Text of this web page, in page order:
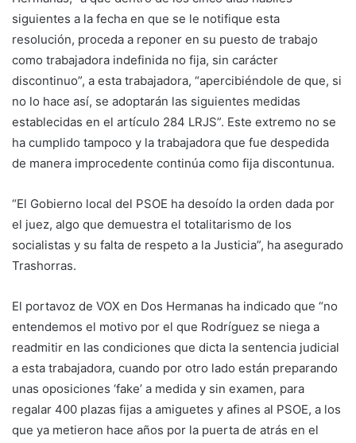
siguientes a la fecha en que se le notifique esta
resolución, proceda a reponer en su puesto de trabajo
como trabajadora indefinida no fija, sin carácter
discontinuo”, a esta trabajadora, “apercibiéndole de que, si
no lo hace así, se adoptarán las siguientes medidas
establecidas en el artículo 284 LRJS”. Este extremo no se
ha cumplido tampoco y la trabajadora que fue despedida
de manera improcedente continúa como fija discontunua.
“El Gobierno local del PSOE ha desoído la orden dada por
el juez, algo que demuestra el totalitarismo de los
socialistas y su falta de respeto a la Justicia”, ha asegurado
Trashorras.
El portavoz de VOX en Dos Hermanas ha indicado que “no
entendemos el motivo por el que Rodríguez se niega a
readmitir en las condiciones que dicta la sentencia judicial
a esta trabajadora, cuando por otro lado están preparando
unas oposiciones ‘fake’ a medida y sin examen, para
regalar 400 plazas fijas a amiguetes y afines al PSOE, a los
que ya metieron hace años por la puerta de atrás en el